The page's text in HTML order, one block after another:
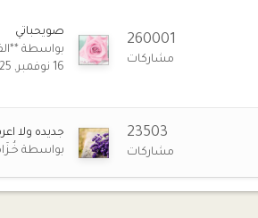
260001
مشاركات
صويحباتي
بواسطة
16 نوفمبر, 2025
23503
مشاركات
جديده ولا
بواسطة